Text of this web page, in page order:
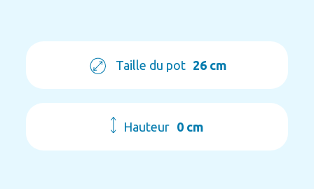
Taille du pot 26 cm
Hauteur 0 cm